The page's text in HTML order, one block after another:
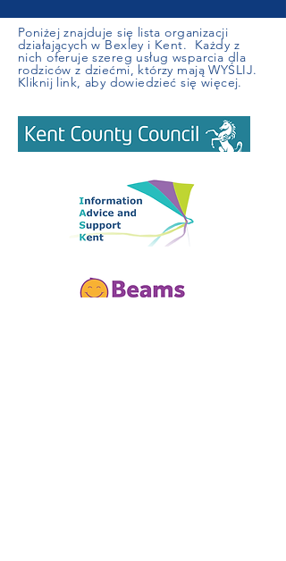
Poniżej znajduje się lista organizacji
działających w Bexley i Kent. Każdy z
nich oferuje szereg usług wsparcia dla
rodziców z dziećmi, którzy mają WYŚLIJ.
Kliknij link, aby dowiedzieć się więcej.